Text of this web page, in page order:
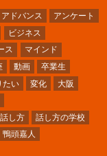
アドバンス
アンケート
ビジネス
ス
マインド
動画
卒業生
たい 変化
大阪
話し方
話し方の学校
鴨頭嘉人